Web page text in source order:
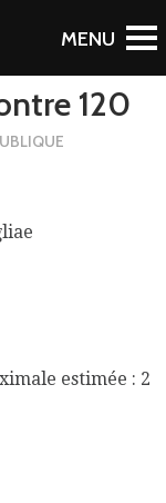
120
estimée : 2